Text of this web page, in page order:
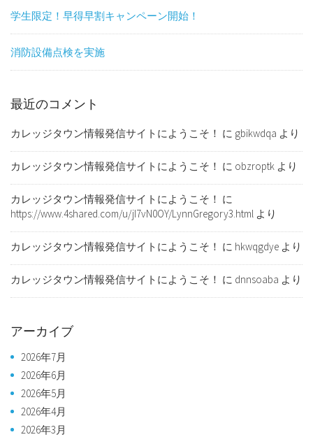
学生限定！早得早割キャンペーン開始！
消防設備点検を実施
最近のコメント
カレッジタウン情報発信サイトにようこそ！ に gbikwdqa より
カレッジタウン情報発信サイトにようこそ！ に obzroptk より
カレッジタウン情報発信サイトにようこそ！ に
https://www.4shared.com/u/jI7vN0OY/LynnGregory3.html より
カレッジタウン情報発信サイトにようこそ！ に hkwqgdye より
カレッジタウン情報発信サイトにようこそ！ に dnnsoaba より
アーカイブ
2026年7月
2026年6月
2026年5月
2026年4月
2026年3月